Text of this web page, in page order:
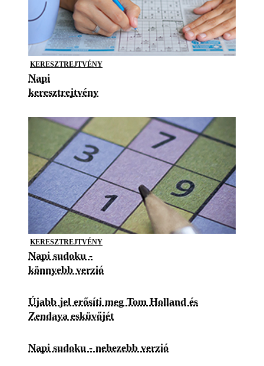
KERESZTREJTVÉNY
Napi
keresztrejtvény
KERESZTREJTVÉNY
Napi sudoku -
könnyebb verzió
Újabb jel erősíti meg Tom Holland és
Zendaya esküvőjét
Napi sudoku - nehezebb verzió